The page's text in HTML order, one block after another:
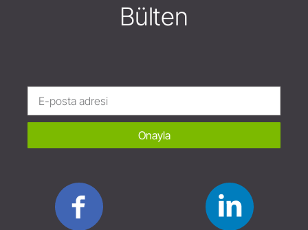
Bülten
Onayla